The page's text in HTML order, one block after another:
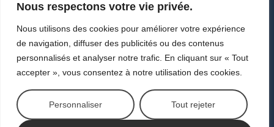
Nous respectons votre vie privée.
Nous utilisons des cookies pour améliorer votre expérience
de navigation, diffuser des publicités ou des contenus
personnalisés et analyser notre trafic. En cliquant sur « Tout
accepter », vous consentez à notre utilisation des cookies.
Personnaliser Tout rejeter
95470 SAINT WITZ
+33 (1) 30 35 01 01
info@triomph-europe.com
Ecrivez-nous